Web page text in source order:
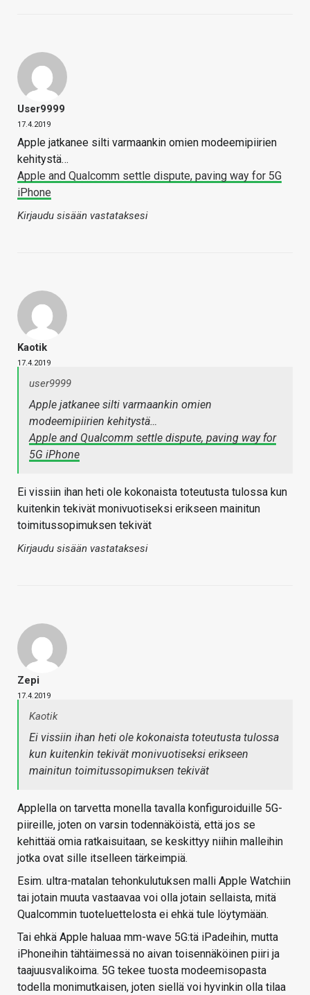
User9999
17.4.2019
Apple jatkanee silti varmaankin omien modeemipiirien
kehitystä…
Apple and Qualcomm settle dispute, paving way for 5G
iPhone
Kirjaudu sisään vastataksesi
Kaotik
17.4.2019
user9999
Apple jatkanee silti varmaankin omien
modeemipiirien kehitystä…
Apple and Qualcomm settle dispute, paving way for
5G iPhone
Ei vissiin ihan heti ole kokonaista toteutusta tulossa kun
kuitenkin tekivät monivuotiseksi erikseen mainitun
toimitussopimuksen tekivät
Kirjaudu sisään vastataksesi
Zepi
17.4.2019
Kaotik
Ei vissiin ihan heti ole kokonaista toteutusta tulossa
kun kuitenkin tekivät monivuotiseksi erikseen
mainitun toimitussopimuksen tekivät
Applella on tarvetta monella tavalla konfiguroiduille 5G-
piireille, joten on varsin todennäköistä, että jos se
kehittää omia ratkaisuitaan, se keskittyy niihin malleihin
jotka ovat sille itselleen tärkeimpiä.
Esim. ultra-matalan tehonkulutuksen malli Apple Watchiin
tai jotain muuta vastaavaa voi olla jotain sellaista, mitä
Qualcommin tuoteluettelosta ei ehkä tule löytymään.
Tai ehkä Apple haluaa mm-wave 5G:tä iPadeihin, mutta
iPhoneihin tähtäimessä no aivan toisennäköinen piiri ja
taajuusvalikoima. 5G tekee tuosta modeemisopasta
todella monimutkaisen, joten siellä voi hyvinkin olla tilaa